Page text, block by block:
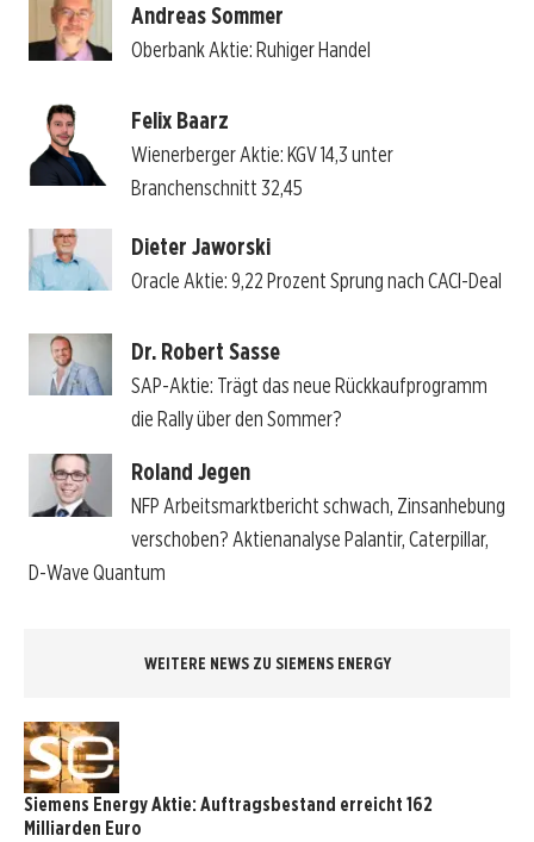
Andreas Sommer
Oberbank Aktie: Ruhiger Handel
Felix Baarz
Wienerberger Aktie: KGV 14,3 unter
Branchenschnitt 32,45
Dieter Jaworski
Oracle Aktie: 9,22 Prozent Sprung nach CACI-Deal
Dr. Robert Sasse
SAP-Aktie: Trägt das neue Rückkaufprogramm
die Rally über den Sommer?
Roland Jegen
NFP Arbeitsmarktbericht schwach, Zinsanhebung
verschoben? Aktienanalyse Palantir, Caterpillar,
D-Wave Quantum
WEITERE NEWS ZU SIEMENS ENERGY
Siemens Energy Aktie: Auftragsbestand erreicht 162
Milliarden Euro